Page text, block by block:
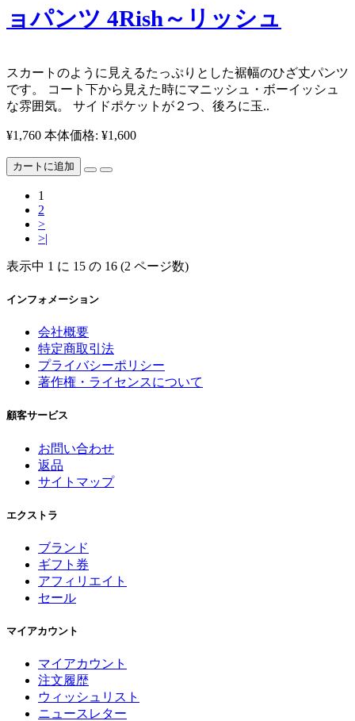
ョパンツ 4Rish～リッシュ
スカートのように見えるたっぷりとした裾幅のひざ丈パンツ
です。 コート下から見えた時にマニッシュ・ボーイッシュ
な雰囲気。 サイドポケットが２つ、後ろに玉..
¥1,760 本体価格: ¥1,600
カートに追加
1
2
>
>|
表示中 1 に 15 の 16 (2 ページ数)
インフォメーション
会社概要
特定商取引法
プライバシーポリシー
著作権・ライセンスについて
顧客サービス
お問い合わせ
返品
サイトマップ
エクストラ
ブランド
ギフト券
アフィリエイト
セール
マイアカウント
マイアカウント
注文履歴
ウィッシュリスト
ニュースレター